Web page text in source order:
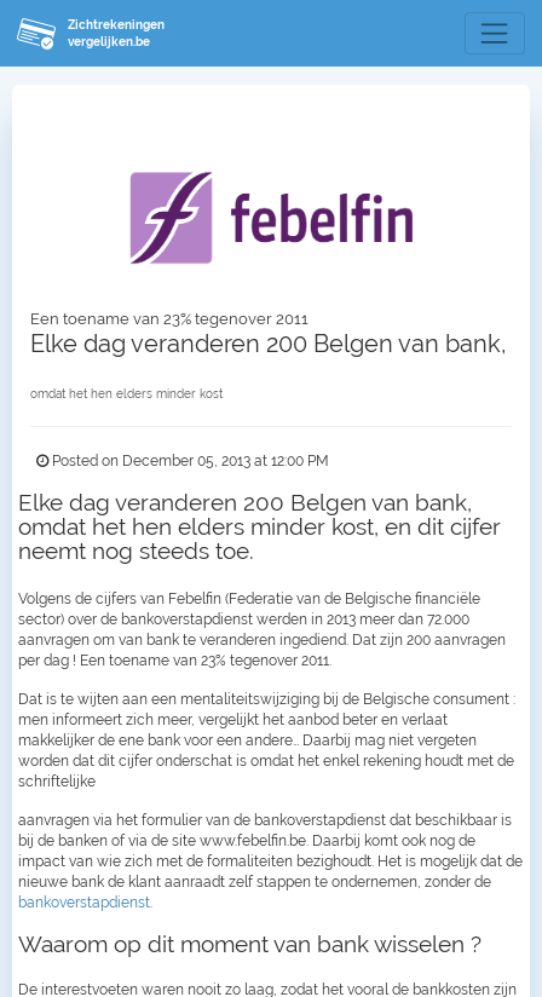
Zichtrekeningen
vergelijken.be
Een toename van 23% tegenover 2011
Elke dag veranderen 200 Belgen van bank,
omdat het hen elders minder kost
Posted on December 05, 2013 at 12:00 PM
Elke dag veranderen 200 Belgen van bank,
omdat het hen elders minder kost, en dit cijfer
neemt nog steeds toe.
Volgens de cijfers van Febelfin (Federatie van de Belgische financiële
sector) over de bankoverstapdienst werden in 2013 meer dan 72.000
aanvragen om van bank te veranderen ingediend. Dat zijn 200 aanvragen
per dag ! Een toename van 23% tegenover 2011.
Dat is te wijten aan een mentaliteitswijziging bij de Belgische consument :
men informeert zich meer, vergelijkt het aanbod beter en verlaat
makkelijker de ene bank voor een andere… Daarbij mag niet vergeten
worden dat dit cijfer onderschat is omdat het enkel rekening houdt met de
schriftelijke
aanvragen via het formulier van de bankoverstapdienst dat beschikbaar is
bij de banken of via de site www.febelfin.be. Daarbij komt ook nog de
impact van wie zich met de formaliteiten bezighoudt. Het is mogelijk dat de
nieuwe bank de klant aanraadt zelf stappen te ondernemen, zonder de
bankoverstapdienst.
Waarom op dit moment van bank wisselen ?
De interestvoeten waren nooit zo laag, zodat het vooral de bankkosten zijn